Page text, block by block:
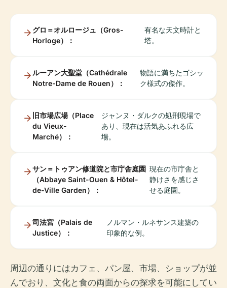
グロ＝オルロージュ（Gros-
Horloge）：
有名な天文時計と
塔。
ルーアン大聖堂（Cathédrale
Notre-Dame de Rouen）：
物語に満ちたゴシッ
ク様式の傑作。
旧市場広場（Place
du Vieux-
Marché）：
ジャンヌ・ダルクの処刑現場で
あり、現在は活気あふれる広
場。
サン＝トゥアン修道院と市庁舎庭園
（Abbaye Saint-Ouen & Hôtel-
de-Ville Garden）：
現在の市庁舎と
静けさを感じさ
せる庭園。
司法宮（Palais de
Justice）：
ノルマン・ルネサンス建築の
印象的な例。
周辺の通りにはカフェ、パン屋、市場、ショップが並
んでおり、文化と食の両面からの探求を可能にしてい